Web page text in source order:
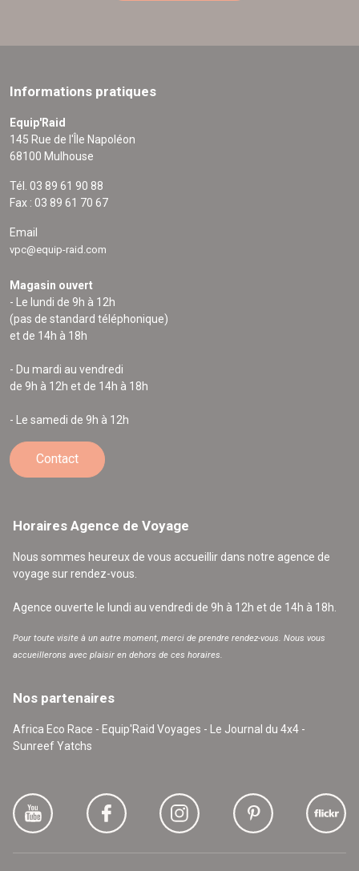
Informations pratiques
Equip'Raid
145 Rue de l'Île Napoléon
68100 Mulhouse
Tél. 03 89 61 90 88
Fax : 03 89 61 70 67
Email
vpc@equip-raid.com
Magasin ouvert
- Le lundi de 9h à 12h
(pas de standard téléphonique)
et de 14h à 18h
- Du mardi au vendredi
de 9h à 12h et de 14h à 18h
- Le samedi de 9h à 12h
Contact
Horaires Agence de Voyage
Nous sommes heureux de vous accueillir dans notre agence de
voyage sur rendez-vous.
Agence ouverte le lundi au vendredi de 9h à 12h et de 14h à 18h.
Pour toute visite à un autre moment, merci de prendre rendez-vous. Nous vous
accueillerons avec plaisir en dehors de ces horaires.
Nos partenaires
Africa Eco Race - Equip'Raid Voyages - Le Journal du 4x4 -
Sunreef Yatchs